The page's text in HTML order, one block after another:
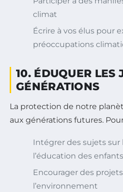
climat
Écrire à vos élus pour
préoccupations
10. ÉDUQUER LES
GÉNÉRATIONS
La protection de notre
aux générations futures.
Intégrer des sujets sur
l’éducation des enfants
Encourager des
l’environnement